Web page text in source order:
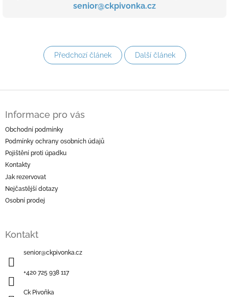
senior@ckpivonka.cz
Předchozí článek Další článek
Informace pro vás
Obchodní podmínky
Podmínky ochrany osobních údajů
Pojištění proti úpadku
Kontakty
Jak rezervovat
Nejčastější dotazy
Osobní prodej
Kontakt
senior@ckpivonka.cz
+420 725 938 117
Ck Pivoňka